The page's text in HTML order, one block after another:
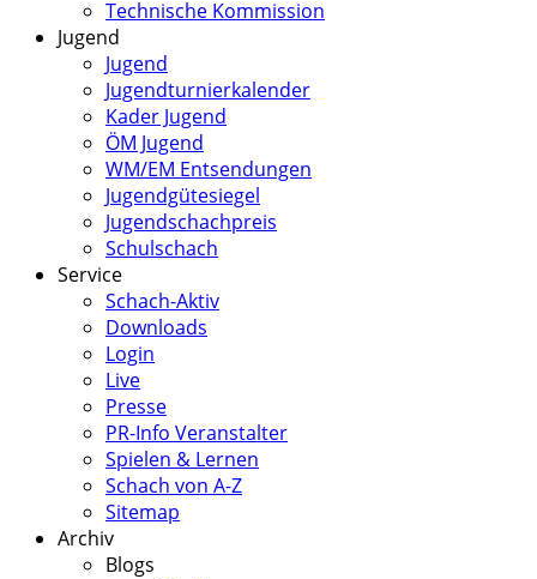
Technische Kommission
Jugend
Jugend
Jugendturnierkalender
Kader Jugend
ÖM Jugend
WM/EM Entsendungen
Jugendgütesiegel
Jugendschachpreis
Schulschach
Service
Schach-Aktiv
Downloads
Login
Live
Presse
PR-Info Veranstalter
Spielen & Lernen
Schach von A-Z
Sitemap
Archiv
Blogs